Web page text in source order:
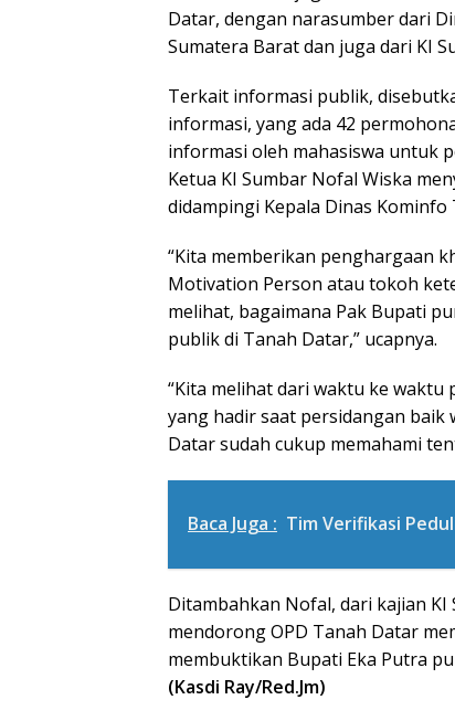
Datar, dengan narasumber dari
Sumatera Barat dan juga dari KI
Terkait informasi publik,
informasi, yang ada 42
informasi oleh mahasiswa untuk
Ketua KI Sumbar Nofal Wiska
didampingi Kepala Dinas Kominfo
“Kita memberikan penghargaan
Motivation Person atau tokoh
melihat, bagaimana Pak Bupati
publik di Tanah Datar,” ucapnya.
“Kita melihat dari waktu ke
yang hadir saat persidangan
Datar sudah cukup memahami
Baca Juga : Tim Verifikasi
Ditambahkan Nofal, dari kajian
mendorong OPD Tanah Datar
membuktikan Bupati Eka Putra
(Kasdi Ray/Red.Jm)